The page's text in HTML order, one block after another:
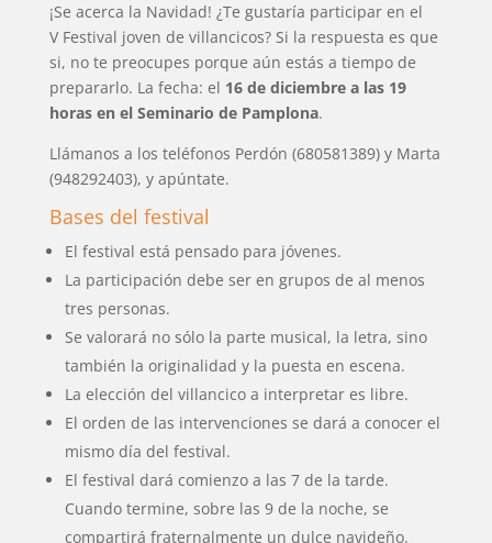
¡Se acerca la Navidad! ¿Te gustaría participar en el
V Festival joven de villancicos? Si la respuesta es que
si, no te preocupes porque aún estás a tiempo de
prepararlo. La fecha: el 16 de diciembre a las 19
horas en el Seminario de Pamplona.
Llámanos a los teléfonos Perdón (680581389) y Marta
(948292403), y apúntate.
Bases del festival
El festival está pensado para jóvenes.
La participación debe ser en grupos de al menos
tres personas.
Se valorará no sólo la parte musical, la letra, sino
también la originalidad y la puesta en escena.
La elección del villancico a interpretar es libre.
El orden de las intervenciones se dará a conocer el
mismo día del festival.
El festival dará comienzo a las 7 de la tarde.
Cuando termine, sobre las 9 de la noche, se
compartirá fraternalmente un dulce navideño.